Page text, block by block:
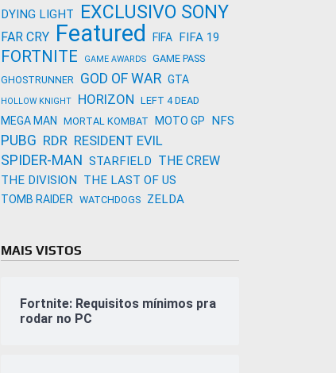
DYING LIGHT EXCLUSIVO SONY
FAR CRY Featured FIFA FIFA 19
FORTNITE GAME AWARDS
GAME PASS
GHOSTRUNNER GOD OF WAR GTA
HOLLOW KNIGHT HORIZON LEFT 4 DEAD
MEGA MAN MORTAL KOMBAT MOTO GP NFS
PUBG RDR RESIDENT EVIL
SPIDER-MAN STARFIELD THE CREW
THE DIVISION THE LAST OF US
TOMB RAIDER WATCHDOGS ZELDA
MAIS VISTOS
Fortnite: Requisitos mínimos pra
rodar no PC